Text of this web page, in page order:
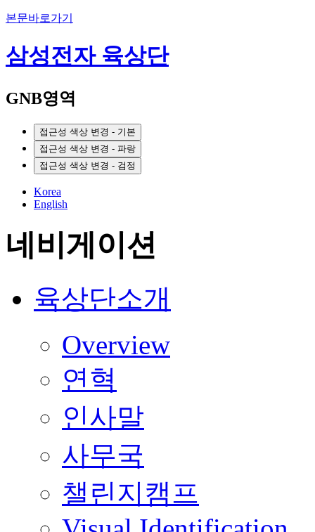
본문바로가기
삼성전자 육상단
GNB영역
접근성 색상 변경 - 기본
접근성 색상 변경 - 파랑
접근성 색상 변경 - 검정
Korea
English
네비게이션
육상단소개
Overview
연혁
인사말
사무국
챌린지캠프